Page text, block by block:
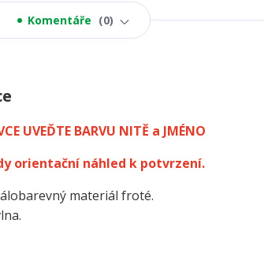
Komentáře 0
UVEĎTE BARVU NITĚ a JMÉNO
orientační náhled k potvrzení.
materiál froté.